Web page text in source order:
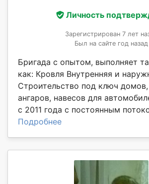
Личность
Зарегистрирован 7 лет
Был на сайте год назад
Бригада с опытом, выполняет
как: Кровля Внутренняя и
Строительство под ключ
ангаров, навесов для
с 2011 года с постоянным
Подробнее